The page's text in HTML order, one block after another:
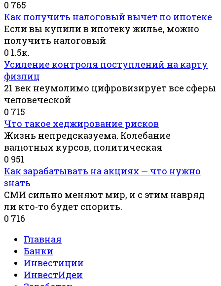
0 765
Как получить налоговый вычет по ипотеке
Если вы купили в ипотеку жилье, можно
получить налоговый
0 1.5к.
Усиление контроля поступлений на карту
физлиц
21 век неумолимо цифровизирует все сферы
человеческой
0 715
Что такое хеджирование рисков
Жизнь непредсказуема. Колебание
валютных курсов, политическая
0 951
Как зарабатывать на акциях — что нужно
знать
СМИ сильно меняют мир, и с этим навряд
ли кто-то будет спорить.
0 716
Главная
Банки
Инвестиции
ИнвестИдеи